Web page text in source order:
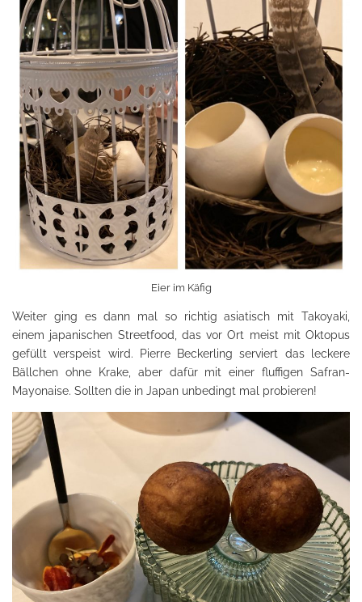
Eier im Käfig
Weiter ging es dann mal so richtig asiatisch mit Takoyaki,
einem japanischen Streetfood, das vor Ort meist mit Oktopus
gefüllt verspeist wird. Pierre Beckerling serviert das leckere
Bällchen ohne Krake, aber dafür mit einer fluffigen Safran-
Mayonaise. Sollten die in Japan unbedingt mal probieren!